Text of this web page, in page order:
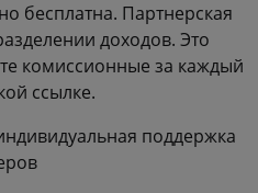
бесплатна. Партнерская
доходов. Это
комиссионные за каждый
ссылке.
поддержка